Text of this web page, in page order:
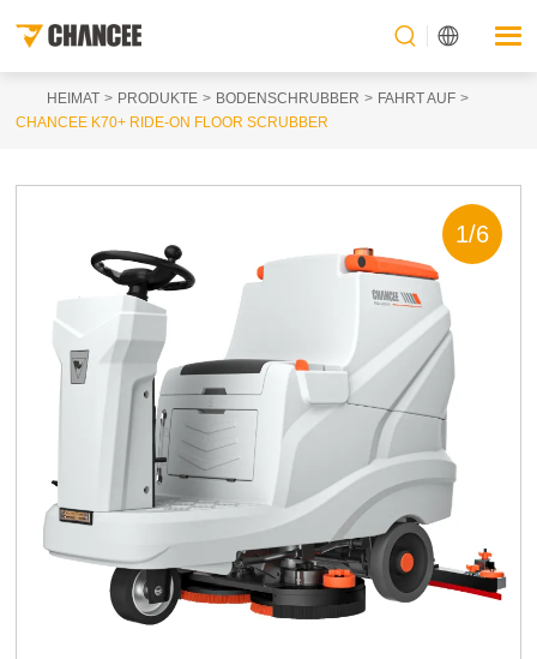
HEIMAT PRODUKTE BODENSCHRUBBER
FAHRT AUF
CHANCEE K70+ RIDE-ON FLOOR SCRUBBER
1/6